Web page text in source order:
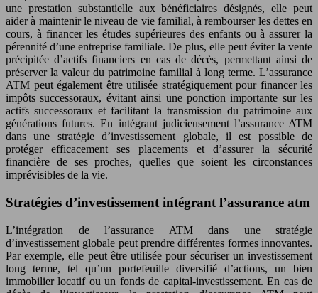
une prestation substantielle aux bénéficiaires désignés, elle peut
aider à maintenir le niveau de vie familial, à rembourser les dettes en
cours, à financer les études supérieures des enfants ou à assurer la
pérennité d’une entreprise familiale. De plus, elle peut éviter la vente
précipitée d’actifs financiers en cas de décès, permettant ainsi de
préserver la valeur du patrimoine familial à long terme. L’assurance
ATM peut également être utilisée stratégiquement pour financer les
impôts successoraux, évitant ainsi une ponction importante sur les
actifs successoraux et facilitant la transmission du patrimoine aux
générations futures. En intégrant judicieusement l’assurance ATM
dans une stratégie d’investissement globale, il est possible de
protéger efficacement ses placements et d’assurer la sécurité
financière de ses proches, quelles que soient les circonstances
imprévisibles de la vie.
Stratégies d’investissement intégrant l’assurance atm
L’intégration de l’assurance ATM dans une stratégie
d’investissement globale peut prendre différentes formes innovantes.
Par exemple, elle peut être utilisée pour sécuriser un investissement
long terme, tel qu’un portefeuille diversifié d’actions, un bien
immobilier locatif ou un fonds de capital-investissement. En cas de